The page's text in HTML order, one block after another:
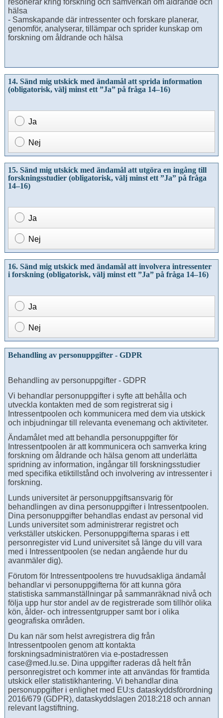
resonerar kring forskning och samverkan om åldrande och
hälsa
- Samskapande där intressenter och forskare planerar,
genomför, analyserar, tillämpar och sprider kunskap om
forskning om åldrande och hälsa
14. Sänd mig utskick med ändamål att sprida information
(obligatorisk, välj minst ett ”Ja” på fråga 14–16)
Ja
Nej
15. Sänd mig utskick med ändamål att utgöra en ingång till
forskningsstudier(obligatorisk, välj minst ett ”Ja” på fråga
14–16)
Ja
Nej
16. Sänd mig utskick med ändamål att involvera intressenter
i forskning(obligatorisk, välj minst ett ”Ja” på fråga 14–16)
Ja
Nej
Behandling av personuppgifter - GDPR
Behandling av personuppgifter - GDPR
Vi behandlar personuppgifter i syfte att behålla och
utveckla kontakten med de som registrerat sig i
Intressentpoolen och kommunicera med dem via utskick
och inbjudningar till relevanta evenemang och aktiviteter.
Ändamålet med att behandla personuppgifter för
Intressentpoolen är att kommunicera och samverka kring
forskning om åldrande och hälsa genom att underlätta
spridning av information, ingångar till forskningsstudier
med specifika etiktillstånd och involvering av intressenter i
forskning.
Lunds universitet är personuppgiftsansvarig för
behandlingen av dina personuppgifter i Intressentpoolen.
Dina personuppgifter behandlas endast av personal vid
Lunds universitet som administrerar registret och
verkställer utskicken. Personuppgifterna sparas i ett
personregister vid Lund universitet så länge du vill vara
med i Intressentpoolen (se nedan angående hur du
avanmäler dig).
Förutom för Intressentpoolens tre huvudsakliga ändamål
behandlar vi personuppgifterna för att kunna göra
statistiska sammanställningar på sammanräknad nivå och
följa upp hur stor andel av de registrerade som tillhör olika
kön, ålder- och intressentgrupper samt bor i olika
geografiska områden.
Du kan när som helst avregistrera dig från
Intressentpoolen genom att kontakta
forskningsadministratören via e-postadressen
case@med.lu.se. Dina uppgifter raderas då helt från
personregistret och kommer inte att användas för framtida
utskick eller statistikhantering. Vi behandlar dina
personuppgifter i enlighet med EU:s dataskyddsförordning
2016/679 (GDPR), dataskyddslagen 2018:218 och annan
relevant lagstiftning.